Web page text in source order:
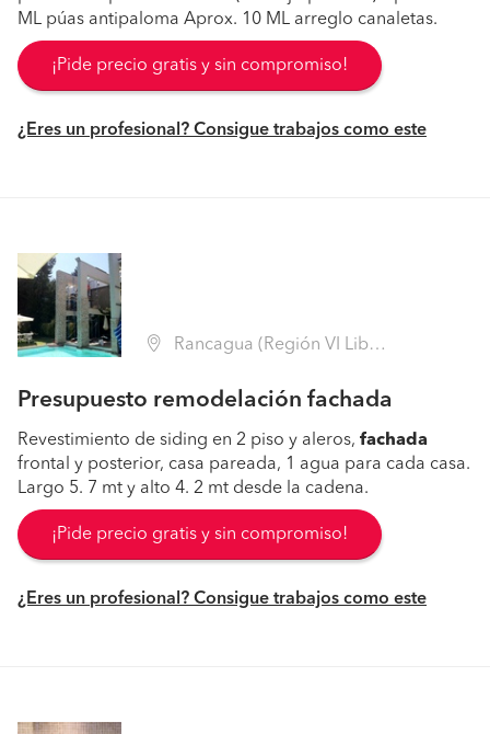
ML púas antipaloma Aprox. 10 ML arreglo canaletas.
¡Pide precio gratis y sin compromiso!
¿Eres un profesional? Consigue trabajos como este
Rancagua (Región VI Libertador B. O'Higgins - Cachapoal)
Presupuesto remodelación fachada
Revestimiento de siding en 2 piso y aleros, fachada
frontal y posterior, casa pareada, 1 agua para cada casa.
Largo 5. 7 mt y alto 4. 2 mt desde la cadena.
¡Pide precio gratis y sin compromiso!
¿Eres un profesional? Consigue trabajos como este